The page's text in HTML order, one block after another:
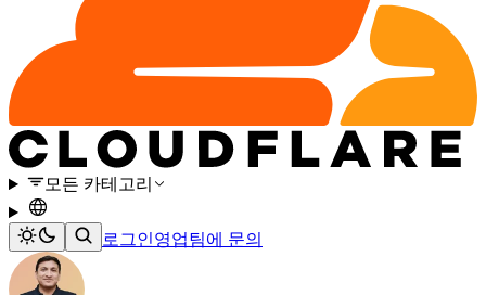
모든 카테고리
로그인영업팀에 문의